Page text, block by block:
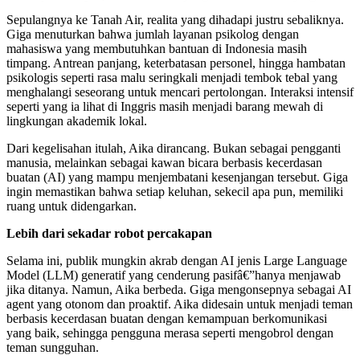
Sepulangnya ke Tanah Air, realita yang dihadapi justru sebaliknya.
Giga menuturkan bahwa jumlah layanan psikolog dengan
mahasiswa yang membutuhkan bantuan di Indonesia masih
timpang. Antrean panjang, keterbatasan personel, hingga hambatan
psikologis seperti rasa malu seringkali menjadi tembok tebal yang
menghalangi seseorang untuk mencari pertolongan. Interaksi intensif
seperti yang ia lihat di Inggris masih menjadi barang mewah di
lingkungan akademik lokal.
Dari kegelisahan itulah, Aika dirancang. Bukan sebagai pengganti
manusia, melainkan sebagai kawan bicara berbasis kecerdasan
buatan (AI) yang mampu menjembatani kesenjangan tersebut. Giga
ingin memastikan bahwa setiap keluhan, sekecil apa pun, memiliki
ruang untuk didengarkan.
Lebih dari sekadar robot percakapan
Selama ini, publik mungkin akrab dengan AI jenis Large Language
Model (LLM) generatif yang cenderung pasifâ€”hanya menjawab
jika ditanya. Namun, Aika berbeda. Giga mengonsepnya sebagai AI
agent yang otonom dan proaktif. Aika didesain untuk menjadi teman
berbasis kecerdasan buatan dengan kemampuan berkomunikasi
yang baik, sehingga pengguna merasa seperti mengobrol dengan
teman sungguhan.